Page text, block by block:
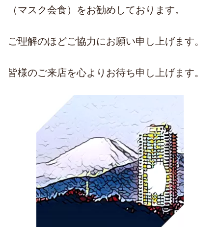
（マスク会食）をお勧めしております。
ご理解のほどご協力にお願い申し上げます。
皆様のご来店を心よりお待ち申し上げます。